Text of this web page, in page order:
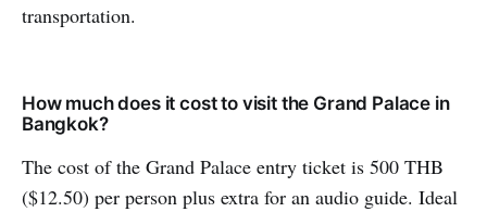
transportation.
How much does it cost to visit the Grand Palace in
Bangkok?
The cost of the Grand Palace entry ticket is 500 THB
($12.50) per person plus extra for an audio guide. Ideal